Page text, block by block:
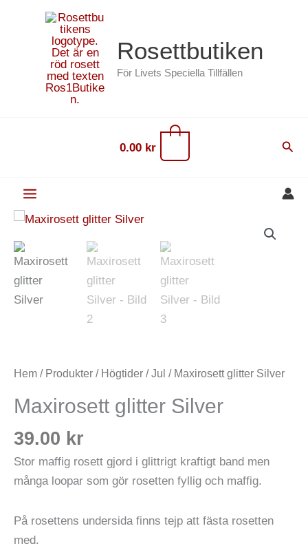
Rosettbutiken
För Livets Speciella Tillfällen
0.00 kr Sök
Hem / Produkter / Högtider /Jul / Maxirosett glitter Silver
Maxirosett glitter Silver
39.00 kr
Stor maffig rosett gjord i glittrigt kraftigt band men
många loopar som gör rosetten fyllig och maffig.
På rosettens undersida finns tejp att fästa rosetten
med.
Maxirosett
Silver
mängd